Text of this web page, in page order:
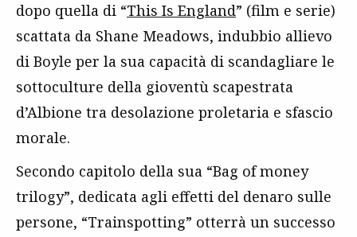
dopo quella di “This Is England” (film e serie)
scattata da Shane Meadows, indubbio allievo
di Boyle per la sua capacità di scandagliare le
sottoculture della gioventù scapestrata
d’Albione tra desolazione proletaria e sfascio
morale.
Secondo capitolo della sua “Bag of money
trilogy”, dedicata agli effetti del denaro sulle
persone, “Trainspotting” otterrà un successo